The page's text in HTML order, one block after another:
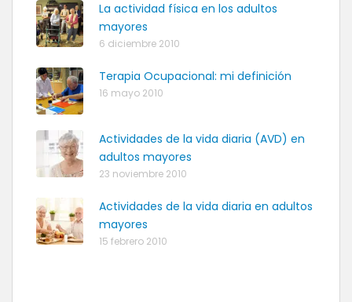
La actividad física en los adultos
mayores
6 diciembre 2010
Terapia Ocupacional: mi definición
16 mayo 2010
Actividades de la vida diaria (AVD) en
adultos mayores
23 noviembre 2010
Actividades de la vida diaria en adultos
mayores
15 febrero 2010